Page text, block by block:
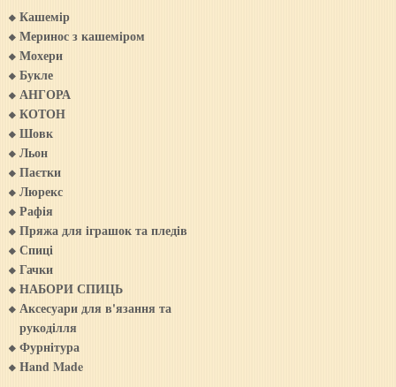
Кашемiр
Меринос з кашемiром
Мохери
Букле
АНГОРА
КОТОН
Шовк
Льон
Паєтки
Люрекс
Рафія
Пряжа для iграшок та пледiв
Спиці
Гачки
НАБОРИ СПИЦЬ
Аксесуари для в'язання та
рукоділля
Фурнітура
Hand Made